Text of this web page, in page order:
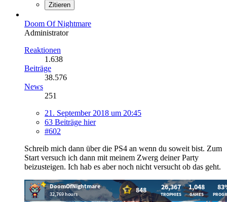
Zitieren
Doom Of Nightmare
Administrator
Reaktionen
1.638
Beiträge
38.576
News
251
21. September 2018 um 20:45
63 Beiträge hier
#602
Schreib mich dann über die PS4 an wenn du soweit bist. Zum
Start versuch ich dann mit meinem Zwerg deiner Party
beizusteigen. Ich hab es aber noch nicht versucht ob das geht.